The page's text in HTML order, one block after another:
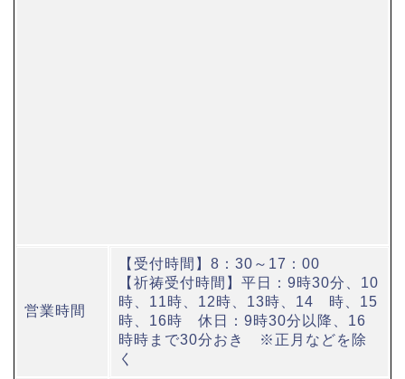
営業時間
【受付時間】8：30～17：00
【祈祷受付時間】平日：9時30分、10
時、11時、12時、13時、14 時、15
時、16時 休日：9時30分以降、16
時時まで30分おき ※正月などを除
く